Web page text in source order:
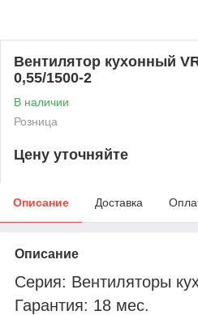
Вентилятор кухонный
0,55/1500-2
В наличии
Розница
Цену уточняйте
Описание Доставка
Описание
Серия: Вентиляторы
Гарантия: 18 мес.